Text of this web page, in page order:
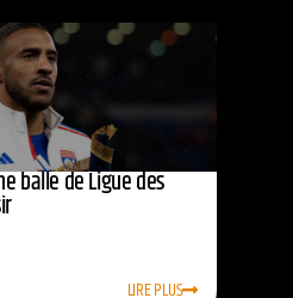
balle de Ligue des
LIRE PLUS